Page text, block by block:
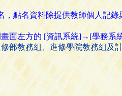
，點名資料除提供教師個人記
面左方的 [資訊系統]→[學務系
部教務組、進修學院教務組及